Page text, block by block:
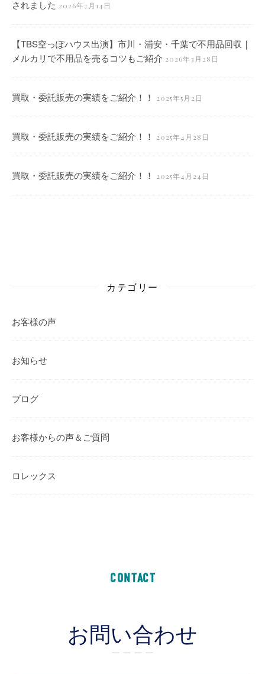
されました 2026年7月14日
【TBS空っぽハウス出演】市川・浦安・千葉で不用品回収｜
メルカリで不用品を売るコツもご紹介 2026年3月28日
買取・委託販売の実績をご紹介！！ 2025年5月2日
買取・委託販売の実績をご紹介！！ 2025年4月28日
買取・委託販売の実績をご紹介！！ 2025年4月24日
カテゴリー
お客様の声
お知らせ
ブログ
お客様からの声＆ご質問
ロレックス
CONTACT
お問い合わせ
ー ー ー ー